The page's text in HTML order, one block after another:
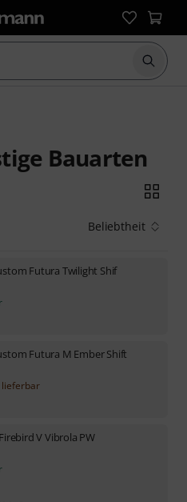
Suche
Bauarten
Beliebtheit
Futura Twilight Shif
Futura M Ember Shift
lieferbar
V Vibrola PW